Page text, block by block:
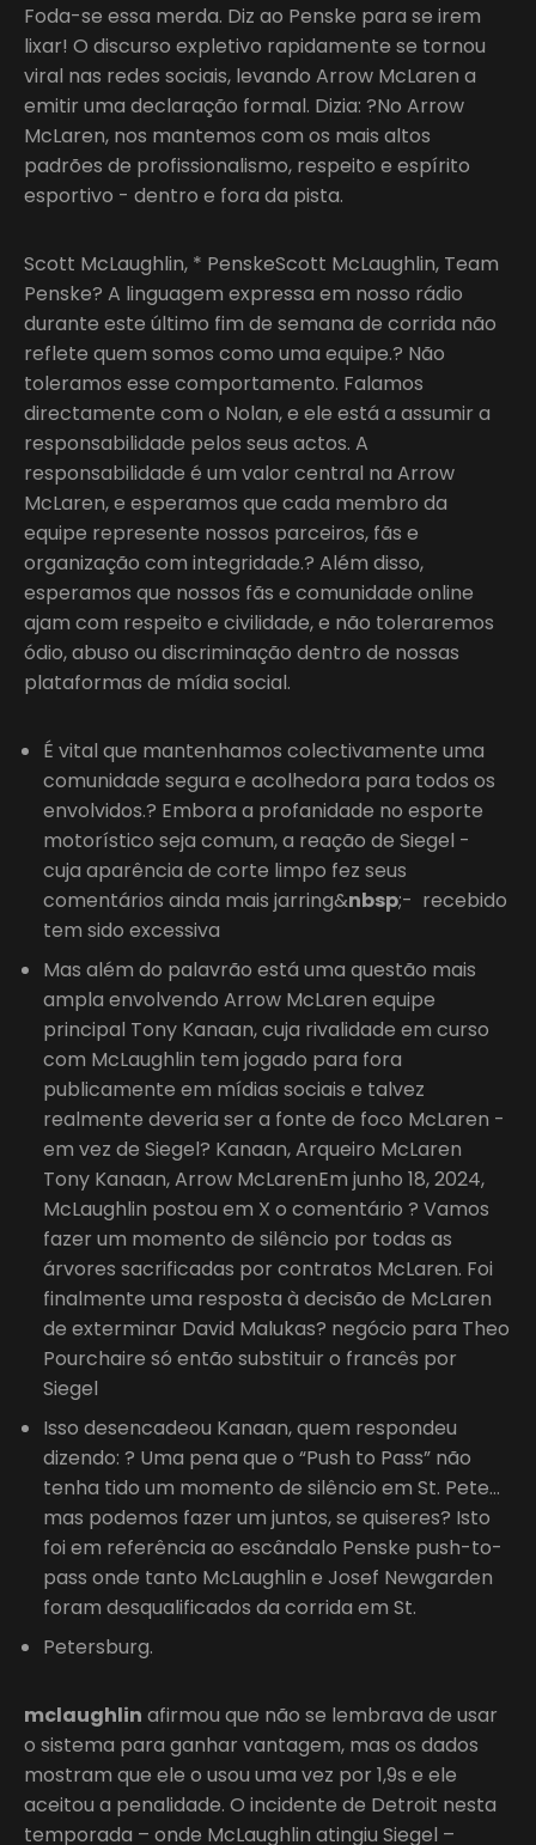
Foda-se essa merda. Diz ao Penske para se irem
lixar! O discurso expletivo rapidamente se tornou
viral nas redes sociais, levando Arrow McLaren a
emitir uma declaração formal. Dizia: ?No Arrow
McLaren, nos mantemos com os mais altos
padrões de profissionalismo, respeito e espírito
esportivo - dentro e fora da pista.
Scott McLaughlin, * PenskeScott McLaughlin, Team
Penske? A linguagem expressa em nosso rádio
durante este último fim de semana de corrida não
reflete quem somos como uma equipe.? Não
toleramos esse comportamento. Falamos
directamente com o Nolan, e ele está a assumir a
responsabilidade pelos seus actos. A
responsabilidade é um valor central na Arrow
McLaren, e esperamos que cada membro da
equipe represente nossos parceiros, fãs e
organização com integridade.? Além disso,
esperamos que nossos fãs e comunidade online
ajam com respeito e civilidade, e não toleraremos
ódio, abuso ou discriminação dentro de nossas
plataformas de mídia social.
É vital que mantenhamos colectivamente uma
comunidade segura e acolhedora para todos os
envolvidos.? Embora a profanidade no esporte
motorístico seja comum, a reação de Siegel -
cuja aparência de corte limpo fez seus
comentários ainda mais jarring&nbsp;- recebido
tem sido excessiva
Mas além do palavrão está uma questão mais
ampla envolvendo Arrow McLaren equipe
principal Tony Kanaan, cuja rivalidade em curso
com McLaughlin tem jogado para fora
publicamente em mídias sociais e talvez
realmente deveria ser a fonte de foco McLaren -
em vez de Siegel? Kanaan, Arqueiro McLaren
Tony Kanaan, Arrow McLarenEm junho 18, 2024,
McLaughlin postou em X o comentário ? Vamos
fazer um momento de silêncio por todas as
árvores sacrificadas por contratos McLaren. Foi
finalmente uma resposta à decisão de McLaren
de exterminar David Malukas? negócio para Theo
Pourchaire só então substituir o francês por
Siegel
Isso desencadeou Kanaan, quem respondeu
dizendo: ? Uma pena que o “Push to Pass” não
tenha tido um momento de silêncio em St. Pete…
mas podemos fazer um juntos, se quiseres? Isto
foi em referência ao escândalo Penske push-to-
pass onde tanto McLaughlin e Josef Newgarden
foram desqualificados da corrida em St.
Petersburg.
mclaughlin afirmou que não se lembrava de usar
o sistema para ganhar vantagem, mas os dados
mostram que ele o usou uma vez por 1,9s e ele
aceitou a penalidade. O incidente de Detroit nesta
temporada – onde McLaughlin atingiu Siegel –